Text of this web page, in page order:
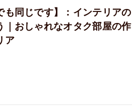
も同じです】：インテリアの
｜おしゃれなオタク部屋の作
ア